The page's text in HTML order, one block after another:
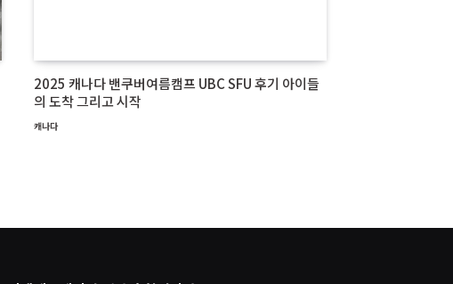
2025 캐나다 밴쿠버여름캠프 UBC SFU 후기 아이들
의 도착 그리고 시작
캐나다